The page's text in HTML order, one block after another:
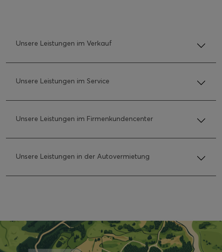
Unsere Leistungen im Verkauf
Unsere Leistungen im Service
Unsere Leistungen im Firmenkundencenter
Unsere Leistungen in der Autovermietung